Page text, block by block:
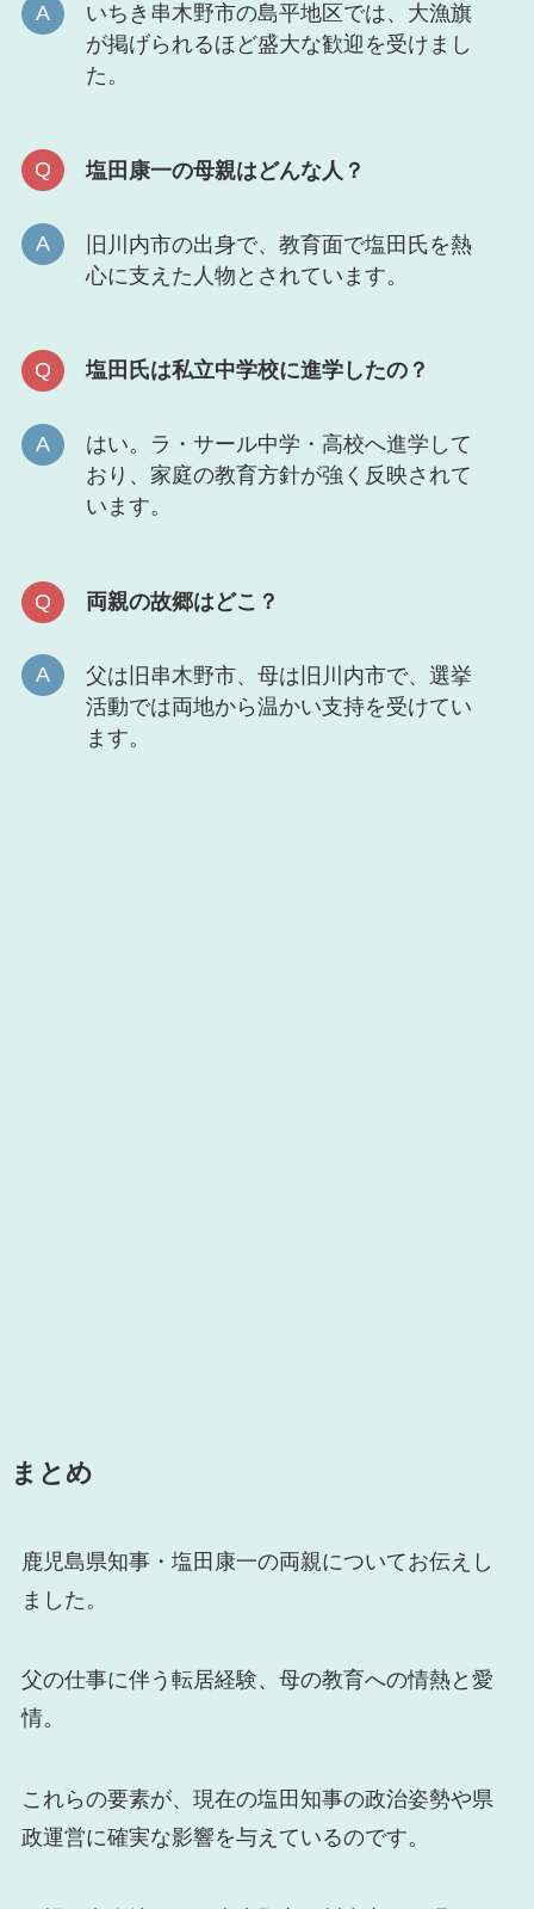
いちき串木野市の島平地区では、大漁旗
が掲げられるほど盛大な歓迎を受けまし
た。
塩田康一の母親はどんな人？
旧川内市の出身で、教育面で塩田氏を熱
心に支えた人物とされています。
塩田氏は私立中学校に進学したの？
はい。ラ・サール中学・高校へ進学して
おり、家庭の教育方針が強く反映されて
います。
両親の故郷はどこ？
父は旧串木野市、母は旧川内市で、選挙
活動では両地から温かい支持を受けてい
ます。
まとめ
鹿児島県知事・塩田康一の両親についてお伝えし
ました。
父の仕事に伴う転居経験、母の教育への情熱と愛
情。
これらの要素が、現在の塩田知事の政治姿勢や県
政運営に確実な影響を与えているのです。